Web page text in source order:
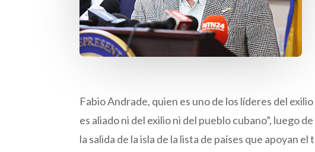
Fabio Andrade, quien es uno de los líderes del
es aliado ni del exilio ni del pueblo cubano”, luego
la salida de la isla de la lista de países que apoyan